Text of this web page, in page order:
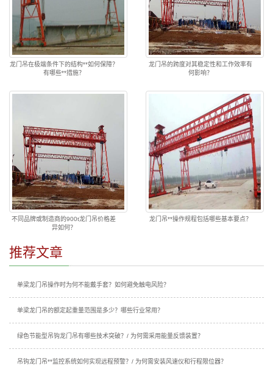
龙门吊在极端条件下的结构**如何保障？
有哪些**措施？
龙门吊的跨度对其稳定性和工作效率有
何影响？
不同品牌或制造商的900t龙门吊价格差
异如何？
龙门吊**操作规程包括哪些基本要点？
推荐文章
单梁龙门吊操作时为何不能戴手套？如何避免触电风险？
单梁龙门吊的额定起重量范围是多少？哪些行业常用？
绿色节能型吊钩龙门吊有哪些技术突破？/ 为何需采用能量反馈装置？
吊钩龙门吊**监控系统如何实现远程预警？/ 为何需安装风速仪和行程限位器？